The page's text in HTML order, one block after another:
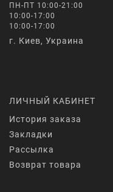
ПН-ПТ 10:00-21:00
10:00-17:00
10:00-17:00
г. Киев, Украина
ЛИЧНЫЙ КАБИНЕТ
История заказа
Закладки
Рассылка
Возврат товара